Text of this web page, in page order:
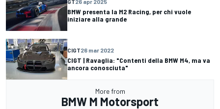
GT26 apr 2025
BMW presenta la M2 Racing, per chi vuole
iniziare alla grande
CIGT26 mar 2022
CIGT | Ravaglia: "Contenti della BMW M4, ma va
ancora conosciuta"
More from
BMW M Motorsport